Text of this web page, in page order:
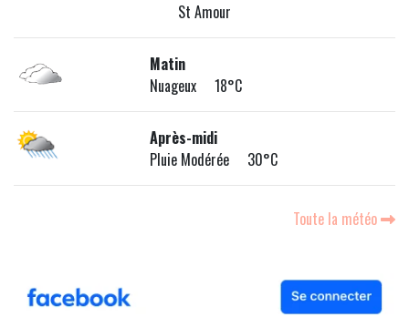
St Amour
Matin
Nuageux 18°C
Après-midi
Pluie Modérée 30°C
Toute la météo